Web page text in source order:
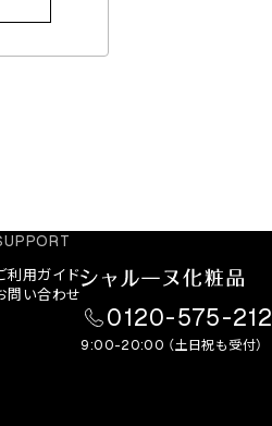
利用ガイド
問い合わせ
0120-575-212
9:00-20:00 （土日祝も受付）